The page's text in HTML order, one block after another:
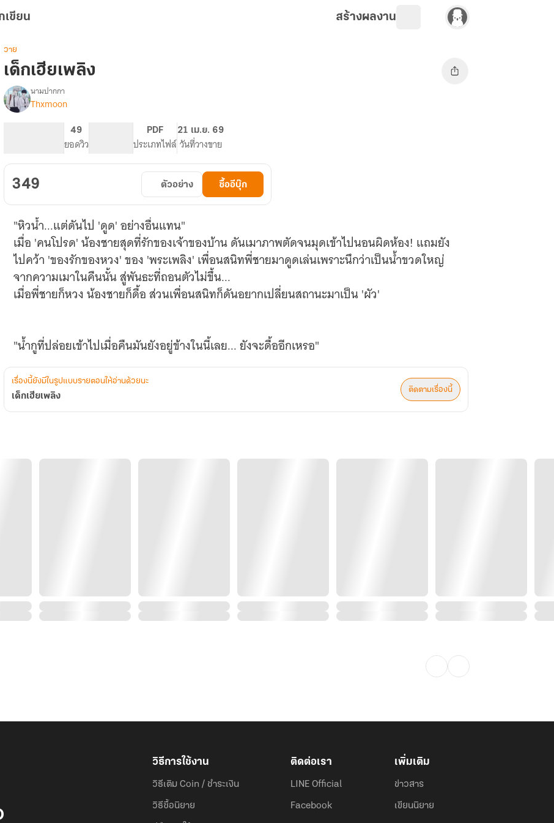
เขียน สร้างผลงาน
วาย
เด็กเฮียเพลิง
เรื่อง
เด็ก
นามปากกา
Thxmoon
49
ยอดวิว
PDF
ประเภทไฟล์
21 เม.ย. 69
วันที่วางขาย
349 ตัวอย่าง ซื้ออีบุ๊ก
"หิวน้ำ...แต่ดันไป 'ดูด' อย่างอื่นแทน"
เมื่อ 'คนโปรด' น้องชายสุดที่รักของเจ้าของบ้าน ดันเมาภาพตัดจนมุดเข้าไปนอนผิดห้อง! แถมยัง
ไปคว้า 'ของรักของหวง' ของ 'พระเพลิง' เพื่อนสนิทพี่ชายมาดูดเล่นเพราะนึกว่าเป็นน้ำขวดใหญ่
จากความเมาในคืนนั้น สู่พันธะที่ถอนตัวไม่ขึ้น...
เมื่อพี่ชายก็หวง น้องชายก็ดื้อ ส่วนเพื่อนสนิทก็ดันอยากเปลี่ยนสถานะมาเป็น 'ผัว'
"น้ำกูที่ปล่อยเข้าไปเมื่อคืนมันยังอยู่ข้างในนี้เลย... ยังจะดื้ออีกเหรอ"
เรื่องนี้ยังมีในรูปแบบรายตอนให้อ่านด้วยนะ
เด็กเฮียเพลิง
ติดตามเรื่องนี้
วิธีการใช้งาน
วิธีเติม Coin / ชำระเงิน
วิธีซื้อนิยาย
ติดต่อเรา
LINE Official
Facebook
เพิ่มเติม
ข่าวสาร
เขียนนิยาย